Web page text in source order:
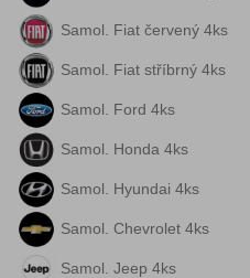
Samol. Fiat červený 4ks
Samol. Fiat stříbrný 4ks
Samol. Ford 4ks
Samol. Honda 4ks
Samol. Hyundai 4ks
Samol. Chevrolet 4ks
Samol. Jeep 4ks